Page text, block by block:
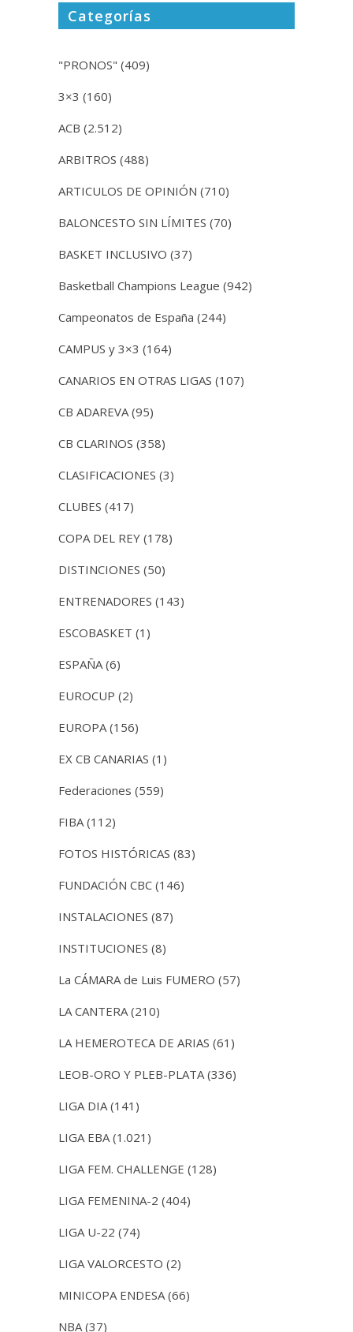
Categorías
"PRONOS" (409)
3×3 (160)
ACB (2.512)
ARBITROS (488)
ARTICULOS DE OPINIÓN (710)
BALONCESTO SIN LÍMITES (70)
BASKET INCLUSIVO (37)
Basketball Champions League (942)
Campeonatos de España (244)
CAMPUS y 3×3 (164)
CANARIOS EN OTRAS LIGAS (107)
CB ADAREVA(95)
CB CLARINOS (358)
CLASIFICACIONES (3)
CLUBES (417)
COPA DEL REY (178)
DISTINCIONES (50)
ENTRENADORES (143)
ESCOBASKET (1)
ESPAÑA(6)
EUROCUP (2)
EUROPA(156)
EX CB CANARIAS (1)
Federaciones (559)
FIBA(112)
FOTOS HISTÓRICAS (83)
FUNDACIÓN CBC (146)
INSTALACIONES (87)
INSTITUCIONES (8)
La CÁMARA de Luis FUMERO (57)
LA CANTERA(210)
LA HEMEROTECA DE ARIAS (61)
LEOB-ORO Y PLEB-PLATA(336)
LIGA DIA(141)
LIGA EBA(1.021)
LIGA FEM. CHALLENGE (128)
LIGA FEMENINA-2 (404)
LIGA U-22 (74)
LIGA VALORCESTO (2)
MINICOPA ENDESA(66)
NBA(37)